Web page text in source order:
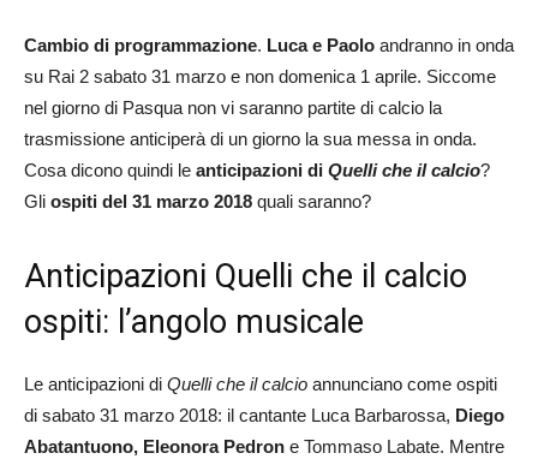
Cambio di programmazione. Luca e Paolo andranno in onda
su Rai 2 sabato 31 marzo e non domenica 1 aprile. Siccome
nel giorno di Pasqua non vi saranno partite di calcio la
trasmissione anticiperà di un giorno la sua messa in onda.
Cosa dicono quindi le anticipazioni di Quelli che il calcio?
Gli ospiti del 31 marzo 2018 quali saranno?
Anticipazioni Quelli che il calcio
ospiti: l’angolo musicale
Le anticipazioni di Quelli che il calcio annunciano come ospiti
di sabato 31 marzo 2018: il cantante Luca Barbarossa, Diego
Abatantuono, Eleonora Pedron e Tommaso Labate. Mentre